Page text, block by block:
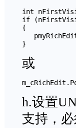
int
if
{
或
h.设置
支持，